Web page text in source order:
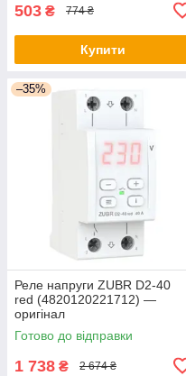
503 ₴ 774 ₴
Купити
–35%
Реле напруги ZUBR D2-40
red (4820120221712) —
оригінал
Готово до відправки
1 738 ₴ 2 674 ₴